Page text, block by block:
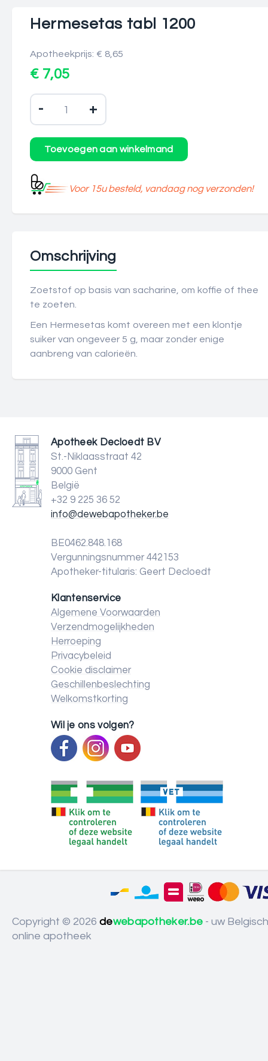
Hermesetas tabl 1200
Apotheekprijs: € 8,65
€ 7,05
- +
Voor 15u besteld, vandaag nog verzonden!
Omschrijving
Zoetstof op basis van sacharine, om koffie of thee
te zoeten.
Een Hermesetas komt overeen met een klontje
suiker van ongeveer 5 g, maar zonder enige
aanbreng van calorieën.
Apotheek Decloedt BV
St.-Niklaasstraat 42
9000 Gent
België
+32 9 225 36 52
info@dewebapotheker.be
BE0462.848.168
Vergunningsnummer 442153
Apotheker-titularis: Geert Decloedt
Klantenservice
Algemene Voorwaarden
Verzendmogelijkheden
Herroeping
Privacybeleid
Cookie disclaimer
Geschillenbeslechting
Welkomstkorting
Wil je ons volgen?
Copyright © 2026 dewebapotheker.be - uw
online apotheek